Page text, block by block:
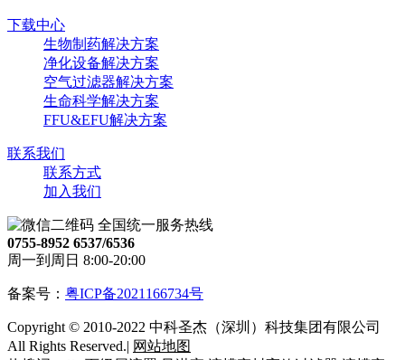
下载中心
生物制药解决方案
净化设备解决方案
空气过滤器解决方案
生命科学解决方案
FFU&EFU解决方案
联系我们
联系方式
加入我们
全国统一服务热线
0755-8952 6537/6536
周一到周日 8:00-20:00
备案号： 粤ICP备2021166734号
Copyright © 2010-2022 中科圣杰（深圳）科技集团有限公司
All Rights Reserved.| 网站地图